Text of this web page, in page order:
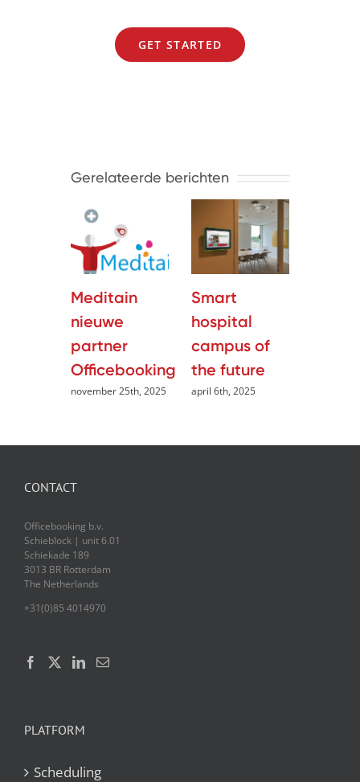
GET STARTED
Gerelateerde berichten
Meditain
nieuwe
partner
Officebooking
november 25th, 2025
Smart
hospital
campus of
the future
april 6th, 2025
CONTACT
Officebooking b.v.
Schieblock | unit 6.01
Schiekade 189
3013 BR Rotterdam
The Netherlands
+31(0)85 4014970
PLATFORM
Scheduling